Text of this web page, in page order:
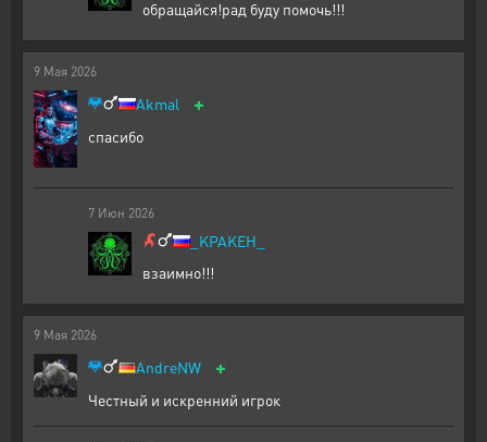
обращайся!рад буду помочь!!!
9 Мая 2026
Akmal +
спасибо
7 Июн 2026
_KPAKEH_
взаимно!!!
9 Мая 2026
AndreNW +
Честный и искренний игрок